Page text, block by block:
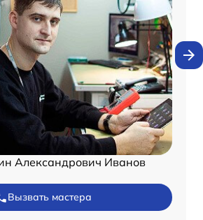
Александрович Иванов
Вызвать мастера